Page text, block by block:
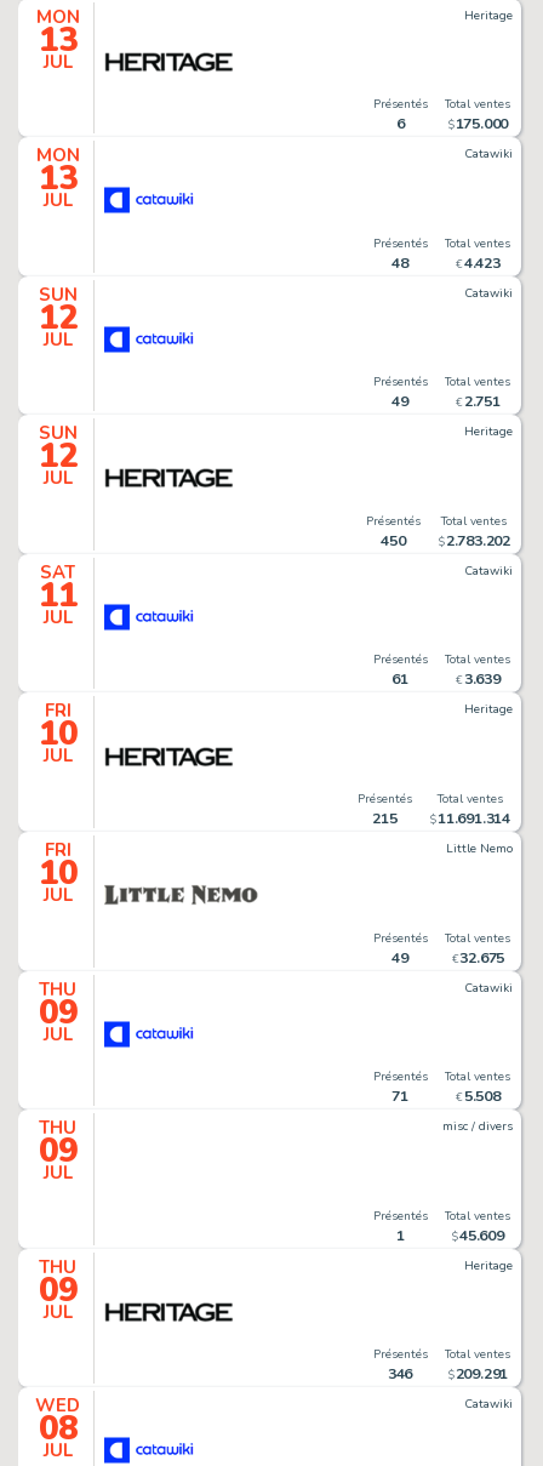
MON
13
JUL
Heritage
Présentés
6
Total ventes
$175.000
MON
13
JUL
Catawiki
Présentés
48
Total ventes
€4.423
SUN
12
JUL
Catawiki
Présentés
49
Total ventes
€ 2.751
SUN
12
JUL
Heritage
Présentés
450
Total ventes
$2.783.202
SAT
11
JUL
Catawiki
Présentés
61
Total ventes
€ 3.639
FRI
10
JUL
Heritage
Présentés
215
Total ventes
$11.691.314
FRI
10
JUL
Little Nemo
Présentés
49
Total ventes
€32.675
THU
09
JUL
Catawiki
Présentés
71
Total ventes
€ 5.508
THU
09
JUL
misc / divers
Présentés
1
Total ventes
$45.609
THU
09
JUL
Heritage
Présentés
346
Total ventes
$209.291
WED
08
JUL
Catawiki